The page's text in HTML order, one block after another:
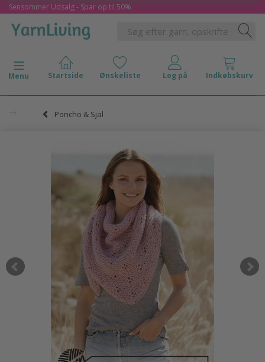
Sensommer Udsalg - Spar op til 50%
Skifte navigation
Menu
Poncho & Sjal